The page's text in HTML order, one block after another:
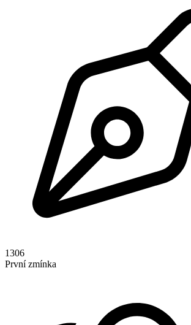
1306
První zmínka